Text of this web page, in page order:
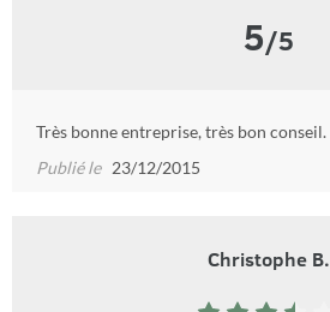
5/5
Très bonne entreprise, très bon conseil.
Publié le 23/12/2015
Christophe B.